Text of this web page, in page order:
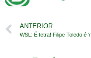
ANTERIOR